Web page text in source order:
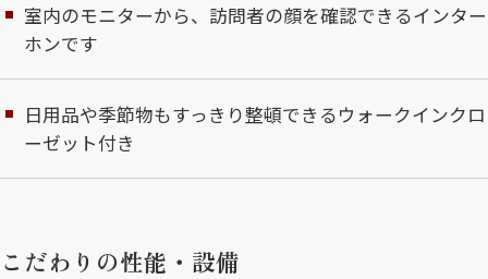
室内のモニターから、訪問者の顔を確認できるインター
ホンです
日用品や季節物もすっきり整頓できるウォークインクロ
ーゼット付き
こだわりの性能・設備